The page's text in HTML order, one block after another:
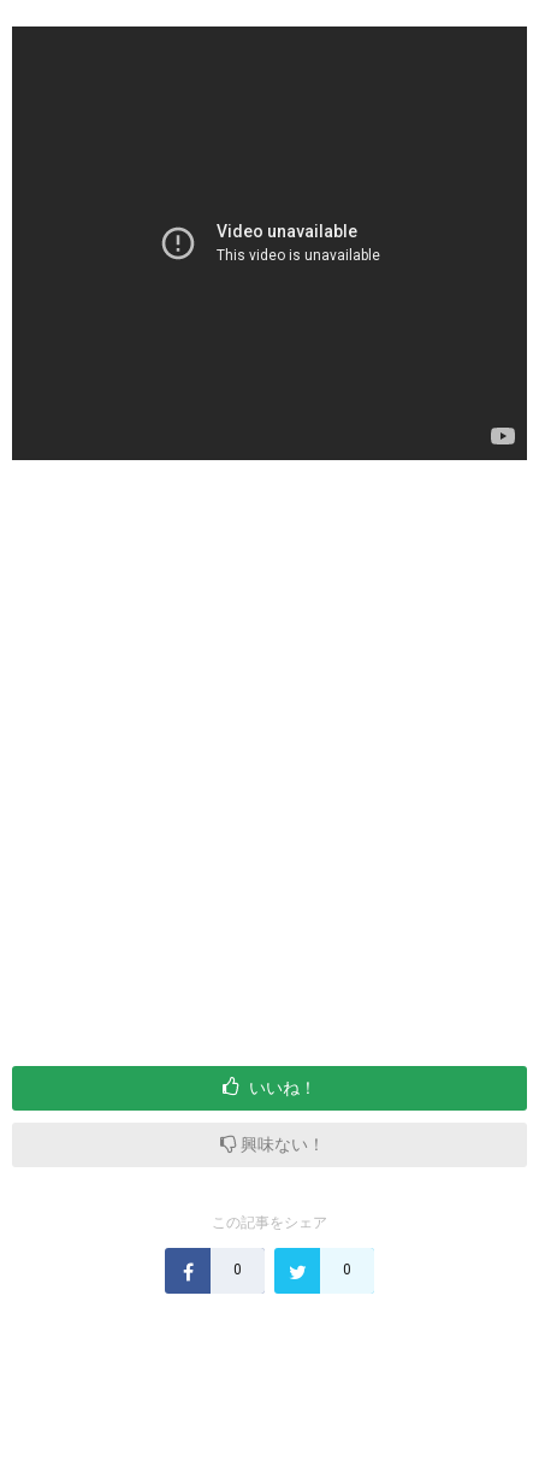
いいね！
興味ない！
この記事をシェア
0 0